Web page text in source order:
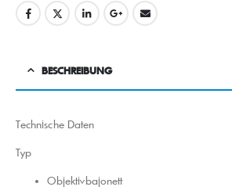
BESCHREIBUNG
Technische Daten
Typ
Objektivbajonett